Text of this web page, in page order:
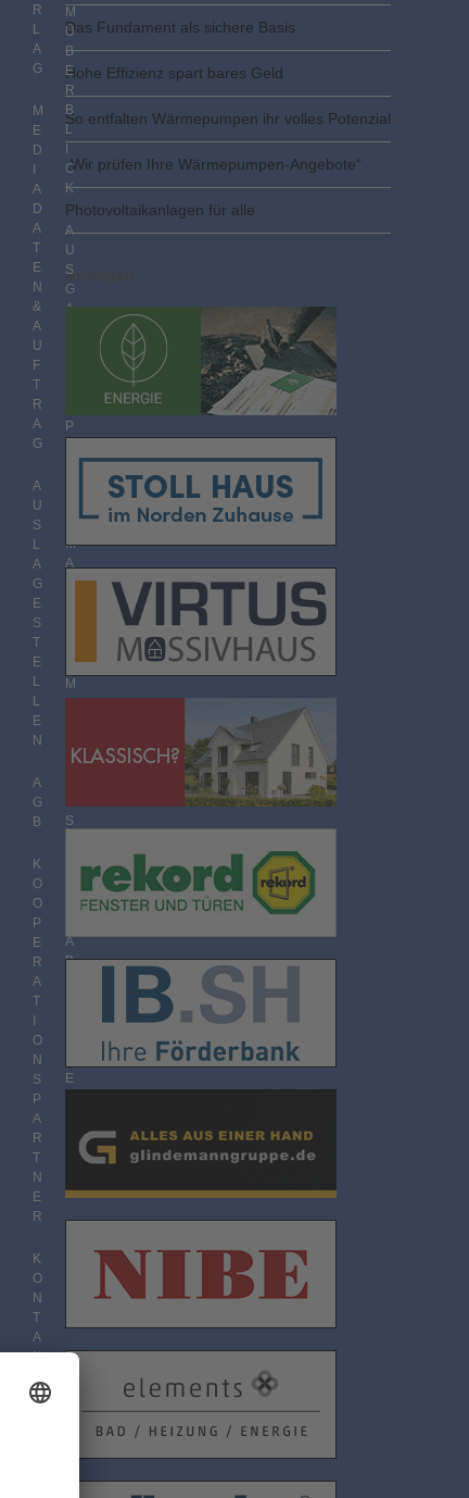
Das Fundament als sichere Basis
Hohe Effizienz spart bares Geld
So entfalten Wärmepumpen ihr volles Potenzial
„Wir prüfen Ihre Wärmepumpen-Angebote“
Photovoltaik­­anlagen für alle
Anzeigen
R
L
A
G
M
E
D
A
D
A
T
E
N
&
A
U
F
T
R
A
G
A
U
S
L
A
G
E
S
T
E
L
L
E
N
A
G
B
K
O
O
P
E
R
A
T
O
N
S
P
A
R
T
N
E
R
K
O
N
T
A
K
M
Ü
B
E
R
B
L
C
K
A
U
S
G
A
P
M
A
M
B
S
A
B
E